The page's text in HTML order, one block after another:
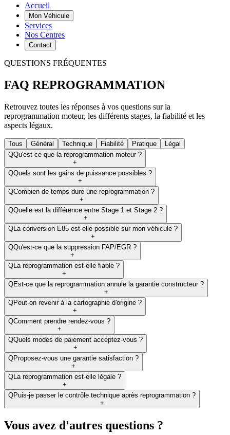
Accueil
Mon Véhicule
Services
Nos Centres
Contact
QUESTIONS FRÉQUENTES
FAQ REPROGRAMMATION
Retrouvez toutes les réponses à vos questions sur la
reprogrammation moteur, les différents stages, la fiabilité et les
aspects légaux.
Tous Général Technique Fiabilité Pratique
Légal
QQu'est-ce que la reprogrammation moteur ?
+
QQuels sont les gains de puissance possibles ?
+
QCombien de temps dure une reprogrammation ?
+
QQuelle est la différence entre Stage 1 et Stage 2 ?
+
Q La conversion E85 est-elle possible sur mon véhicule ?
+
QQu'est-ce que la suppression FAP/EGR ?
+
Q La reprogrammation est-elle fiable ?
+
QEst-ce que la reprogrammation annule la garantie constructeur ?
+
QPeut-on revenir à la cartographie d'origine ?
+
QComment prendre rendez-vous ?
+
QQuels modes de paiement acceptez-vous ?
+
QProposez-vous une garantie satisfaction ?
+
Q La reprogrammation est-elle légale ?
+
QPuis-je passer le contrôle technique après reprogrammation ?
+
Vous avez d'autres questions ?